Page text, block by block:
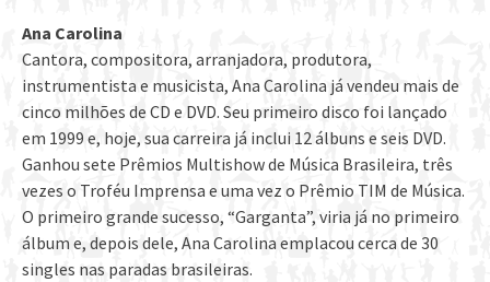
Ana Carolina
Cantora, compositora, arranjadora, produtora,
instrumentista e musicista, Ana Carolina já vendeu mais de
cinco milhões de CD e DVD. Seu primeiro disco foi lançado
em 1999 e, hoje, sua carreira já inclui 12 álbuns e seis DVD.
Ganhou sete Prêmios Multishow de Música Brasileira, três
vezes o Troféu Imprensa e uma vez o Prêmio TIM de Música.
O primeiro grande sucesso, “Garganta”, viria já no primeiro
álbum e, depois dele, Ana Carolina emplacou cerca de 30
singles nas paradas brasileiras.